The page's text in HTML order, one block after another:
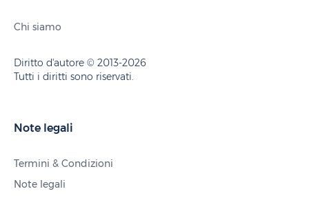
Chi siamo
Diritto d'autore © 2013-2026
Tutti i diritti sono riservati.
Note legali
Termini & Condizioni
Note legali